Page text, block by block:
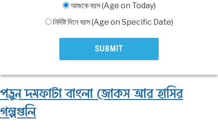
BENGALI STORIES
আজকে বয়স (Age on Today)
নির্দিষ্ট দিনে বয়স (Age on Specific Date)
পড়ুন দমফাটা বাংলা জোকস আর হাসির
গল্পগুলি